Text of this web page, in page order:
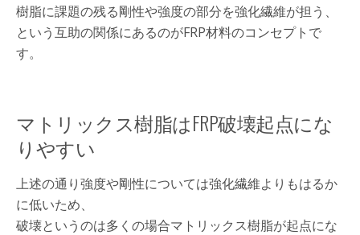
樹脂に課題の残る剛性や強度の部分を強化繊維が担う、
という互助の関係にあるのがFRP材料のコンセプトで
す。
マトリックス樹脂はFRP破壊起点にな
りやすい
上述の通り強度や剛性については強化繊維よりもはるか
に低いため、
破壊というのは多くの場合マトリックス樹脂が起点にな